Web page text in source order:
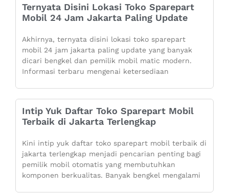
Ternyata Disini Lokasi Toko Sparepart
Mobil 24 Jam Jakarta Paling Update
Akhirnya, ternyata disini lokasi toko sparepart
mobil 24 jam jakarta paling update yang banyak
dicari bengkel dan pemilik mobil matic modern.
Informasi terbaru mengenai ketersediaan
Intip Yuk Daftar Toko Sparepart Mobil
Terbaik di Jakarta Terlengkap
Kini intip yuk daftar toko sparepart mobil terbaik di
jakarta terlengkap menjadi pencarian penting bagi
pemilik mobil otomatis yang membutuhkan
komponen berkualitas. Banyak bengkel mengalami